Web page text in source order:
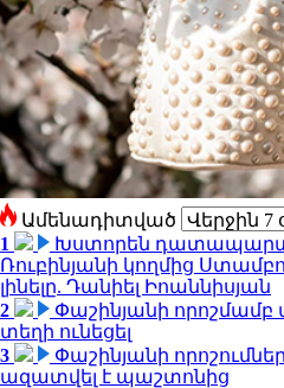
Ամենադիտված
1
Խստորեն
Ռուբինյանի կողմից
լինելը. Դանիել Իոաննիսյան
2
Փաշինյանի որոշմամբ
տեղի ունեցել
3
Փաշինյանի
ազատվել է պաշտոնից